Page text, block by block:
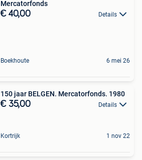
Mercatorfonds
€ 40,00 Details
Boekhoute 6 mei 26
150 jaar BELGEN. Mercatorfonds. 1980
€ 35,00 Details
Kortrijk 1 nov 22